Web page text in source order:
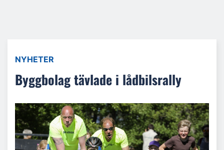
NYHETER
Byggbolag tävlade i lådbilsrally